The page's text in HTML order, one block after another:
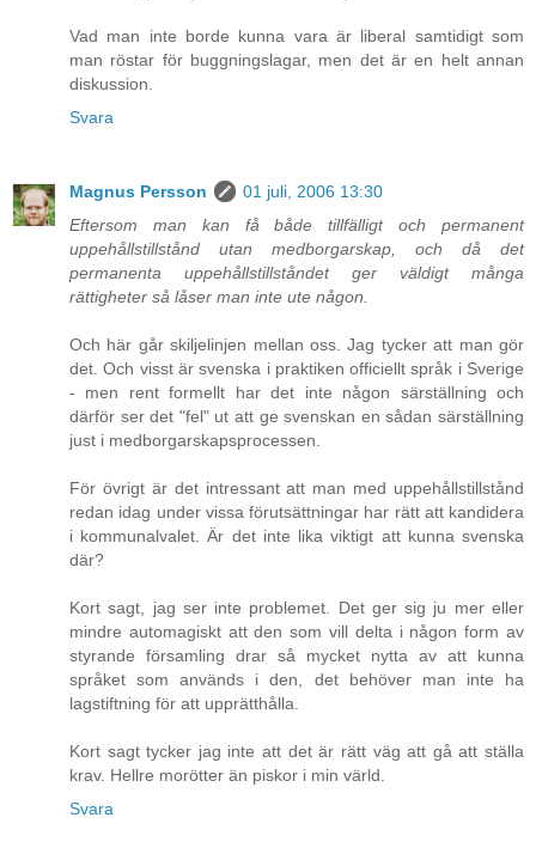
Vad man inte borde kunna vara är liberal samtidigt som
man röstar för buggningslagar, men det är en helt annan
diskussion.
Svara
Magnus Persson
01 juli, 2006 13:30
Eftersom man kan få både tillfälligt och permanent
uppehållstillstånd utan medborgarskap, och då det
permanenta uppehållstillståndet ger väldigt många
rättigheter så låser man inte ute någon.
Och här går skiljelinjen mellan oss. Jag tycker att man gör
det. Och visst är svenska i praktiken officiellt språk i Sverige
- men rent formellt har det inte någon särställning och
därför ser det "fel" ut att ge svenskan en sådan särställning
just i medborgarskapsprocessen.
För övrigt är det intressant att man med uppehållstillstånd
redan idag under vissa förutsättningar har rätt att kandidera
i kommunalvalet. Är det inte lika viktigt att kunna svenska
där?
Kort sagt, jag ser inte problemet. Det ger sig ju mer eller
mindre automagiskt att den som vill delta i någon form av
styrande församling drar så mycket nytta av att kunna
språket som används i den, det behöver man inte ha
lagstiftning för att upprätthålla.
Kort sagt tycker jag inte att det är rätt väg att gå att ställa
krav. Hellre morötter än piskor i min värld.
Svara